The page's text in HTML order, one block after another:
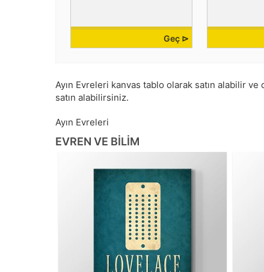
Geç ⊳
Ayın Evreleri kanvas tablo olarak satın alabilir ve
satın alabilirsiniz.
Ayın Evreleri
EVREN VE BILIM